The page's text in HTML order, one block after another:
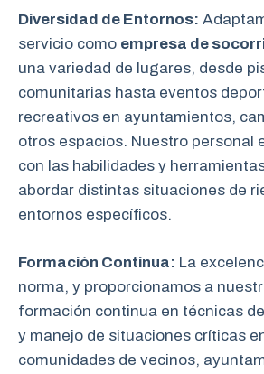
Diversidad de Entornos:
servicio como empresa de
una variedad de lugares, desde
comunitarias hasta eventos
recreativos en ayuntamientos,
otros espacios. Nuestro personal
con las habilidades y
abordar distintas situaciones de
entornos específicos.
Formación Continua: La
norma, y proporcionamos a
formación continua en técnicas
y manejo de situaciones críticas
comunidades de vecinos,